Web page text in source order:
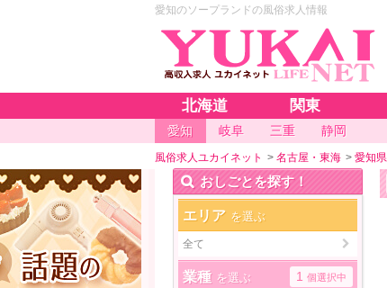
愛知のソープランドの風俗求人情報
北海道 関東
愛知 岐阜 三重 静岡
風俗求人ユカイネット > 名古屋・東海 > 愛知県
おしごとを探す！
エリア を選ぶ
全て
業種 を選ぶ 1 個選択中